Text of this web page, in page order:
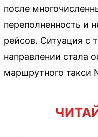
после
переполненность и
рейсов. Ситуация с
направлении стала
маршрутного такси